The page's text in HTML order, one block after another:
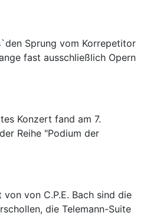
Sprung vom Korrepetitor
fast ausschließlich Opern
Konzert fand am 7.
Reihe "Podium der
von C.P.E. Bach sind die
die Telemann-Suite